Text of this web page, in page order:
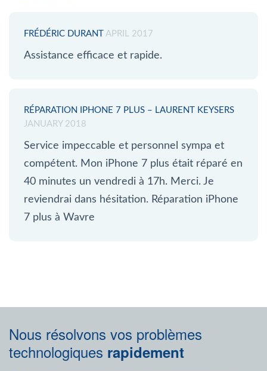
FRÉDÉRIC DURANT APRIL 2017
Assistance efficace et rapide.
RÉPARATION IPHONE 7 PLUS – LAURENT KEYSERS
JANUARY 2018
Service impeccable et personnel sympa et
compétent. Mon iPhone 7 plus était réparé en
40 minutes un vendredi à 17h. Merci. Je
reviendrai dans hésitation. Réparation iPhone
7 plus à Wavre
Nous résolvons vos problèmes
technologiques rapidement